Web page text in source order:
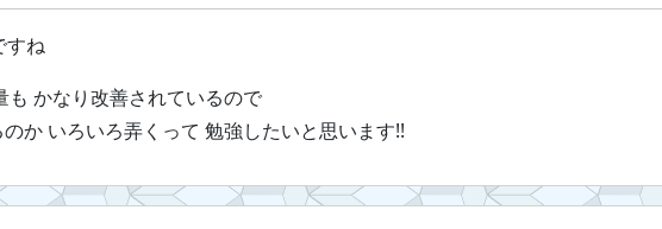
すね
も かなり改善されているので
か いろいろ弄くって 勉強したいと思います!!